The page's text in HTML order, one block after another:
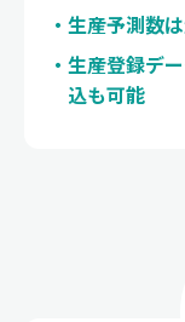
生産予測数
生産登録デ
込も可能